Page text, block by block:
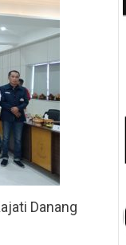
Danang